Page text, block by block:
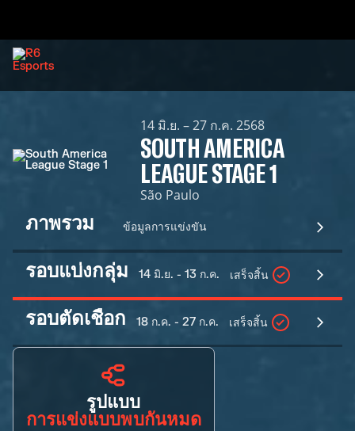
14 มิ.ย. – 27 ก.ค. 2568
SOUTH AMERICA
LEAGUE STAGE 1
São Paulo
ภาพรวม ข้อมูลการแข่งขัน
รอบแบ่งกลุ่ม 14 มิ.ย. - 13 ก.ค. เสร็จสิ้น
รอบตัดเชือก 18 ก.ค. - 27 ก.ค. เสร็จสิ้น
รูปแบบ
การแข่งแบบพบกันหมด